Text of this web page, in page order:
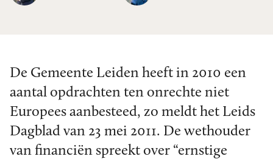
De Gemeente Leiden heeft in 2010 een
aantal opdrachten ten onrechte niet
Europees aanbesteed, zo meldt het Leids
Dagblad van 23 mei 2011. De wethouder
van financiën spreekt over “ernstige